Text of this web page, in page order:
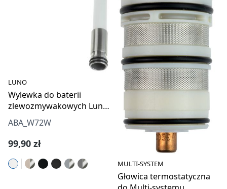
LUNO
Wylewka do baterii
zlewozmywakowych Luno
- elastyczna
ABA_W72W
Cena regularna:
99,90 zł
MULTI-SYSTEM
Głowica termostatyczna